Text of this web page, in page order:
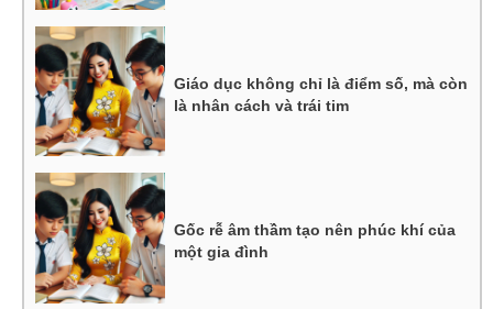
Giáo dục không chỉ là điểm số, mà còn
là nhân cách và trái tim
Gốc rễ âm thầm tạo nên phúc khí của
một gia đình